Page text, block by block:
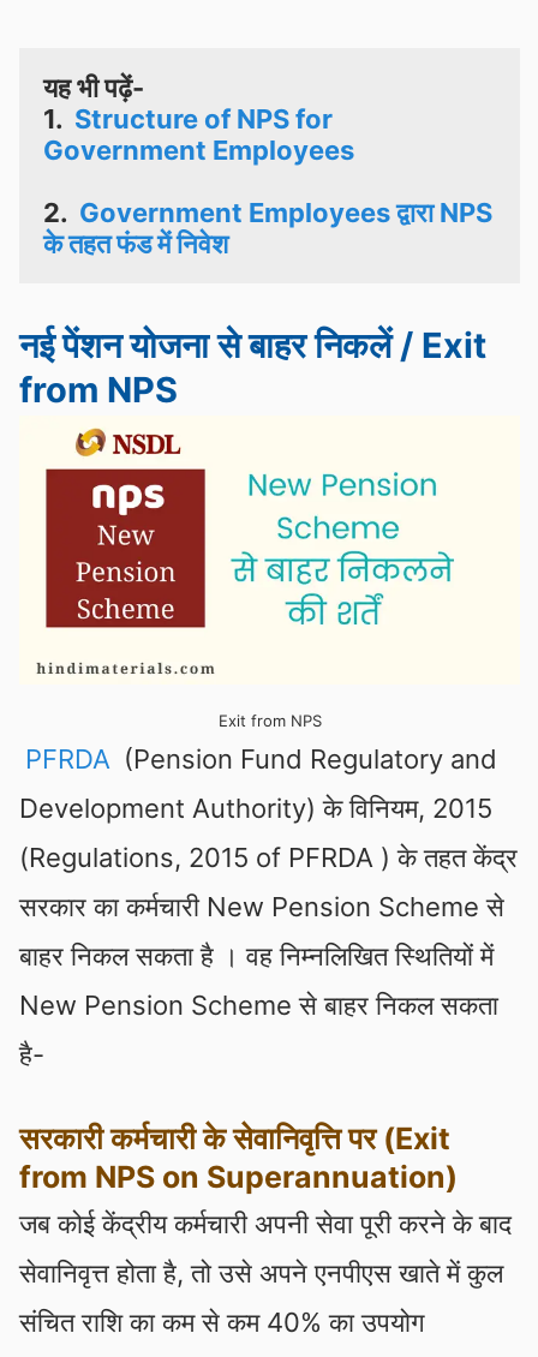
यह भी पढ़ें-
1. Structure of NPS for
Government Employees
2. Government Employees द्वारा NPS
के तहत फंड में निवेश
नई पेंशन योजना से बाहर निकलें / Exit
from NPS
Exit from NPS
PFRDA (Pension Fund Regulatory and
Development Authority) के विनियम, 2015
(Regulations, 2015 of PFRDA ) के तहत केंद्र
सरकार का कर्मचारी New Pension Scheme से
बाहर निकल सकता है । वह निम्नलिखित स्थितियों में
New Pension Scheme से बाहर निकल सकता
है-
सरकारी कर्मचारी के सेवानिवृत्ति पर (Exit
from NPS on Superannuation)
जब कोई केंद्रीय कर्मचारी अपनी सेवा पूरी करने के बाद
सेवानिवृत्त होता है, तो उसे अपने एनपीएस खाते में कुल
संचित राशि का कम से कम 40% का उपयोग